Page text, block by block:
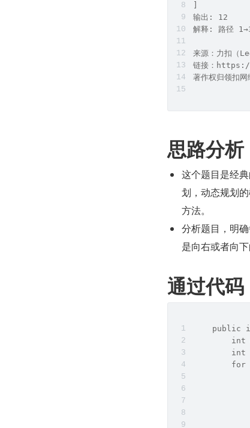
输出: 12
解释: 路径
来源：力扣（
链接：
著作权归领扣网
思路分析
这个题目是经
划，动态规划
方法。
分析题目，明
是向右或者向
通过代码
public
int
int
for